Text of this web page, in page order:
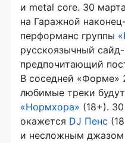
и metal core. 30
на Гаражной
перформанс группы
русскоязычный
предпочитающий
В соседней «Форме»
любимые треки
«Нормхора» (18+).
окажется DJ Пенс
и несложным